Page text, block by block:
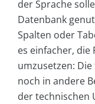
der Sprache
Datenbank
Spalten oder
es einfacher, die
umzusetzen:
noch in andere
der technischen